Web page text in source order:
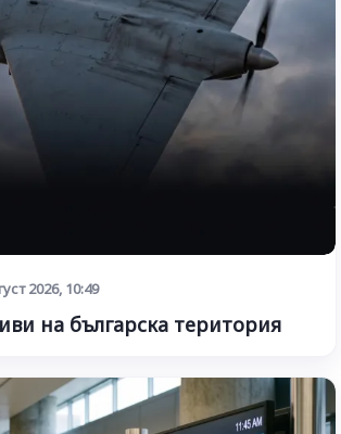
2026, 10:49
на българска територия